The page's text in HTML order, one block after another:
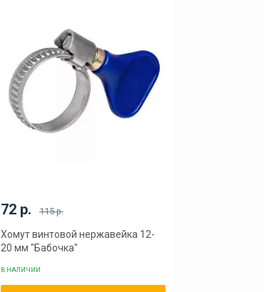
72 р. 115 р.
Хомут винтовой нержавейка 12-
20 мм "Бабочка"
В НАЛИЧИИ